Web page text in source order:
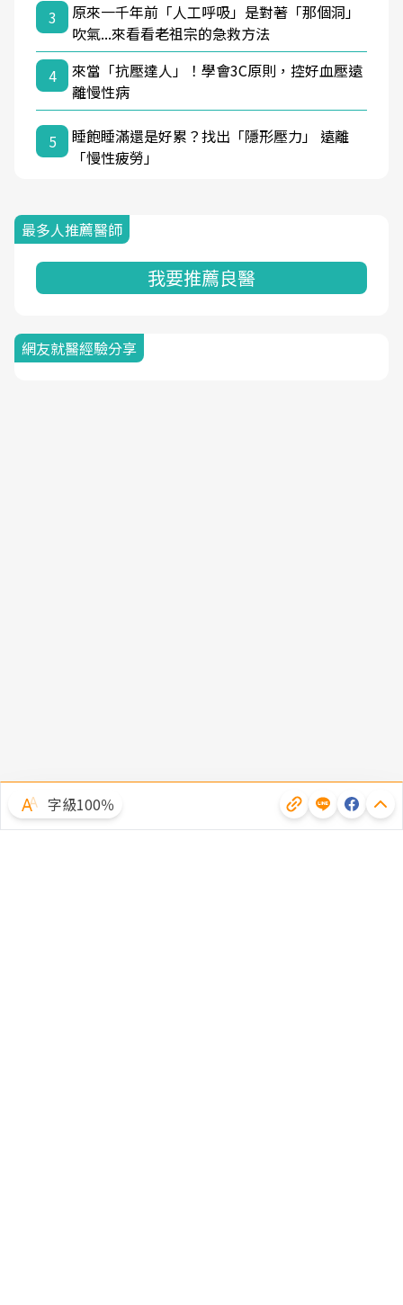
3
原來一千年前「人工呼吸」是對著「那個洞」
吹氣...來看看老祖宗的急救方法
4
來當「抗壓達人」！學會3C原則，控好血壓遠
離慢性病
5
睡飽睡滿還是好累？找出「隱形壓力」 遠離
「慢性疲勞」
最多人推薦醫師
我要推薦良醫
網友就醫經驗分享
字級100％